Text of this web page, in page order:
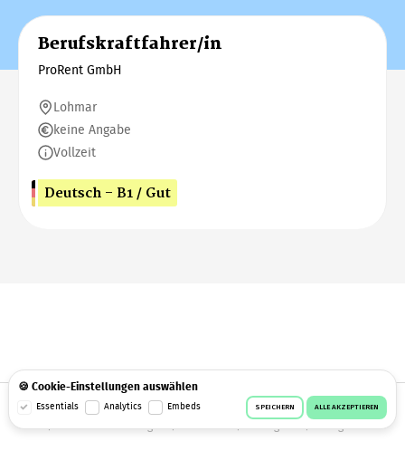
Berufskraftfahrer/in
ProRent GmbH
Lohmar
keine Angabe
Vollzeit
Deutsch - B1 / Gut
© 2026 Workeer Datenschutz AGB
Impressum
Cookie-Einstellungen
Facebook Instagram Telegram
🍪 Cookie-Einstellungen auswählen
Essentials Analytics Embeds SPEICHERN ALLE AKZEPTIEREN